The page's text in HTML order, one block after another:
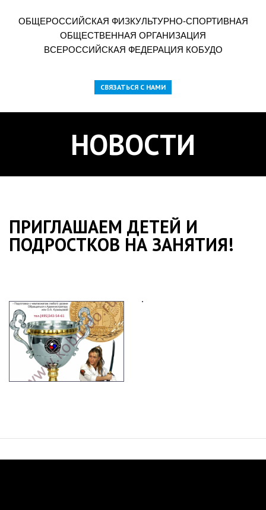
ОБЩЕРОССИЙСКАЯ ФИЗКУЛЬТУРНО-СПОРТИВНАЯ
ОБЩЕСТВЕННАЯ ОРГАНИЗАЦИЯ
ВСЕРОССИЙСКАЯ ФЕДЕРАЦИЯ КОБУДО
СВЯЗАТЬСЯ С НАМИ
НОВОСТИ
ПРИГЛАШАЕМ ДЕТЕЙ И
ПОДРОСТКОВ НА ЗАНЯТИЯ!